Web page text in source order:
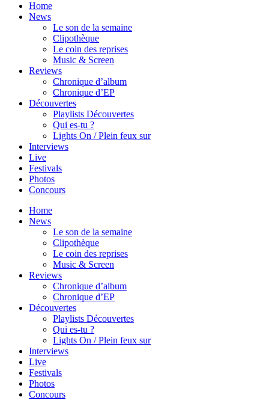
Home
News
Le son de la semaine
Clipothèque
Le coin des reprises
Music & Screen
Reviews
Chronique d’album
Chronique d’EP
Découvertes
Playlists Découvertes
Qui es-tu ?
Lights On / Plein feux sur
Interviews
Live
Festivals
Photos
Concours
Home
News
Le son de la semaine
Clipothèque
Le coin des reprises
Music & Screen
Reviews
Chronique d’album
Chronique d’EP
Découvertes
Playlists Découvertes
Qui es-tu ?
Lights On / Plein feux sur
Interviews
Live
Festivals
Photos
Concours